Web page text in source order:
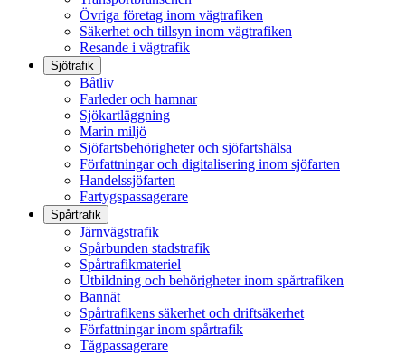
Övriga företag inom vägtrafiken
Säkerhet och tillsyn inom vägtrafiken
Resande i vägtrafik
Sjötrafik
Båtliv
Farleder och hamnar
Sjökartläggning
Marin miljö
Sjöfartsbehörigheter och sjöfartshälsa
Författningar och digitalisering inom sjöfarten
Handelssjöfarten
Fartygspassagerare
Spårtrafik
Järnvägstrafik
Spårbunden stadstrafik
Spårtrafikmateriel
Utbildning och behörigheter inom spårtrafiken
Bannät
Spårtrafikens säkerhet och driftsäkerhet
Författningar inom spårtrafik
Tågpassagerare